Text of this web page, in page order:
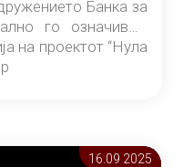
Банка за
го означивме
на проектот “Нула
16.09 2025